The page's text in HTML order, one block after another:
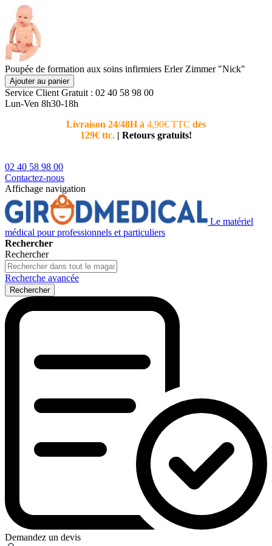
Poupée de formation aux soins infirmiers Erler Zimmer "Nick"
Ajouter au panier
Service Client Gratuit : 02 40 58 98 00
Lun-Ven 8h30-18h
Livraison 24/48H à 4,90€ TTC dès
129€ ttc. | Retours gratuits!
02 40 58 98 00
Contactez-nous
Affichage navigation
Le matériel
médical pour professionnels et particuliers
Rechercher
Rechercher
Recherche avancée
Rechercher
Demandez un devis